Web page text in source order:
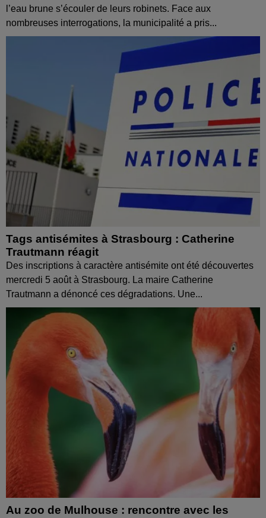
l’eau brune s’écouler de leurs robinets. Face aux
nombreuses interrogations, la municipalité a pris...
Tags antisémites à Strasbourg : Catherine
Trautmann réagit
Des inscriptions à caractère antisémite ont été découvertes
mercredi 5 août à Strasbourg. La maire Catherine
Trautmann a dénoncé ces dégradations. Une...
Au zoo de Mulhouse : rencontre avec les